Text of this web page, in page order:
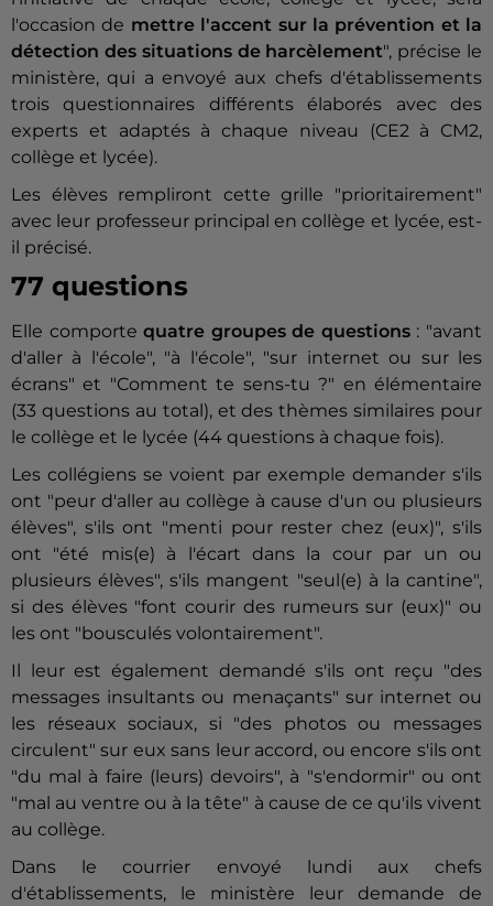
l'occasion de mettre l'accent sur la prévention et la
détection des situations de harcèlement", précise le
ministère, qui a envoyé aux chefs d'établissements
trois questionnaires différents élaborés avec des
experts et adaptés à chaque niveau (CE2 à CM2,
collège et lycée).
Les élèves rempliront cette grille "prioritairement"
avec leur professeur principal en collège et lycée, est-
il précisé.
77 questions
Elle comporte quatre groupes de questions: "avant
d'aller à l'école", "à l'école", "sur internet ou sur les
écrans" et "Comment te sens-tu ?" en élémentaire
(33 questions au total), et des thèmes similaires pour
le collège et le lycée (44 questions à chaque fois).
Les collégiens se voient par exemple demander s'ils
ont "peur d'aller au collège à cause d'un ou plusieurs
élèves", s'ils ont "menti pour rester chez (eux)", s'ils
ont "été mis(e) à l'écart dans la cour par un ou
plusieurs élèves", s'ils mangent "seul(e) à la cantine",
si des élèves "font courir des rumeurs sur (eux)" ou
les ont "bousculés volontairement".
Il leur est également demandé s'ils ont reçu "des
messages insultants ou menaçants" sur internet ou
les réseaux sociaux, si "des photos ou messages
circulent" sur eux sans leur accord, ou encore s'ils ont
"du mal à faire (leurs) devoirs", à "s'endormir" ou ont
"mal au ventre ou à la tête" à cause de ce qu'ils vivent
au collège.
Dans le courrier envoyé lundi aux chefs
d'établissements, le ministère leur demande de